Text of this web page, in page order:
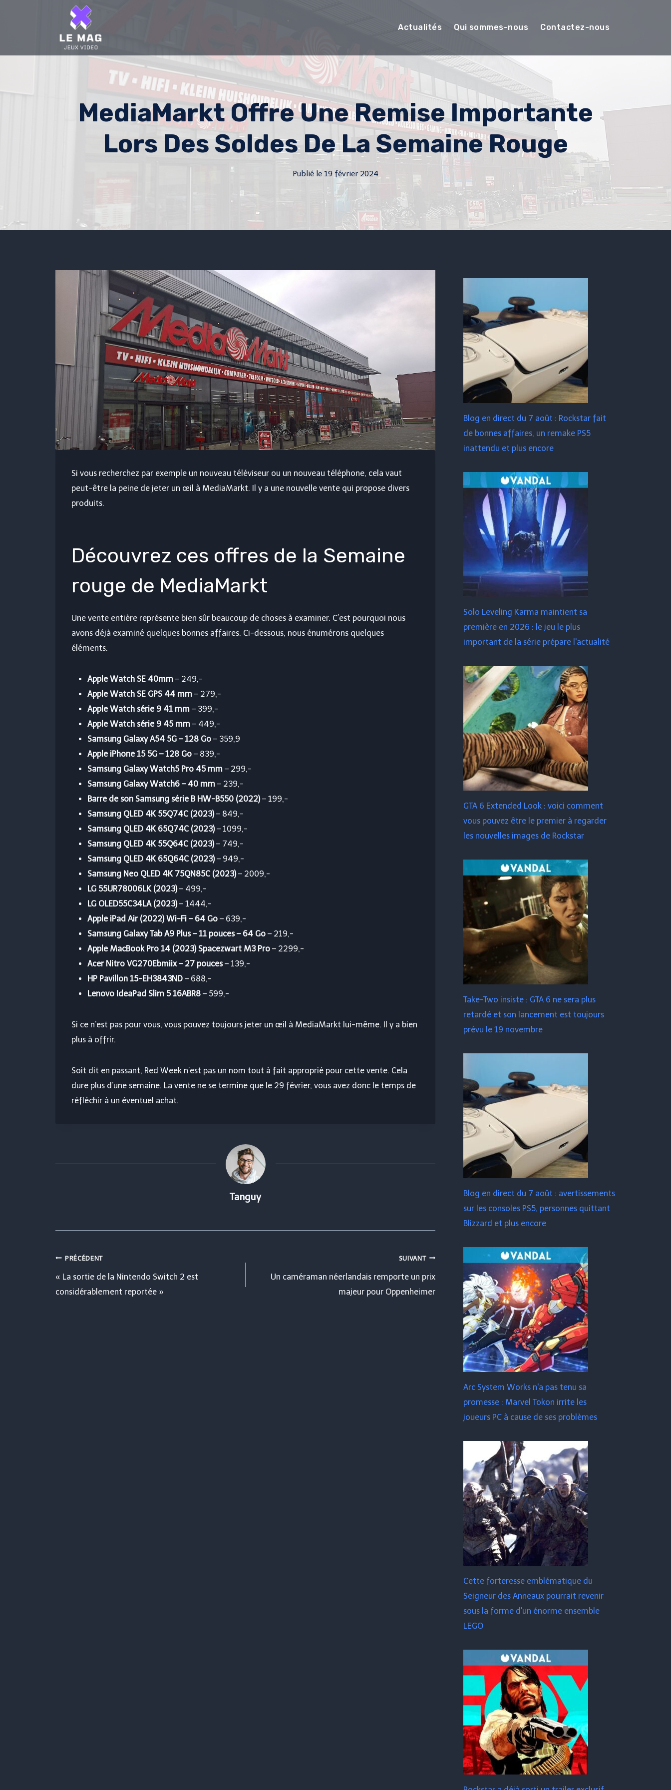
Actualités Qui sommes-nous Contactez-nous
MediaMarkt Offre Une Remise Importante
Lors Des Soldes De La Semaine Rouge
Publié le 19 février 2024
Si vous recherchez par exemple un nouveau téléviseur ou un nouveau téléphone, cela vaut
peut-être la peine de jeter un œil à MediaMarkt. Il y a une nouvelle vente qui propose divers
produits.
Découvrez ces offres de la Semaine
rouge de MediaMarkt
Une vente entière représente bien sûr beaucoup de choses à examiner. C’est pourquoi nous
avons déjà examiné quelques bonnes affaires. Ci-dessous, nous énumérons quelques
éléments.
Apple Watch SE 40mm – 249,-
Apple Watch SE GPS 44 mm – 279,-
Apple Watch série 9 41 mm – 399,-
Apple Watch série 9 45 mm – 449,-
Samsung Galaxy A54 5G – 128 Go – 359,9
Apple iPhone 15 5G – 128 Go – 839,-
Samsung Galaxy Watch5 Pro 45 mm – 299,-
Samsung Galaxy Watch6 – 40 mm – 239,-
Barre de son Samsung série B HW-B550 (2022)– 199,-
Samsung QLED 4K 55Q74C (2023)– 849,-
Samsung QLED 4K 65Q74C (2023)– 1099,-
Samsung QLED 4K 55Q64C (2023)– 749,-
Samsung QLED 4K 65Q64C (2023)– 949,-
Samsung Neo QLED 4K 75QN85C (2023)– 2009,-
LG 55UR78006LK (2023)– 499,-
LG OLED55C34LA (2023)– 1444,-
Apple iPad Air (2022) Wi-Fi – 64 Go – 639,-
Samsung Galaxy Tab A9 Plus – 11 pouces – 64 Go – 219,-
Apple MacBook Pro 14 (2023) Spacezwart M3 Pro – 2299,-
Acer Nitro VG270Ebmiix – 27 pouces– 139,-
HP Pavillon 15-EH3843ND – 688,-
Lenovo IdeaPad Slim 5 16ABR8 – 599,-
Si ce n’est pas pour vous, vous pouvez toujours jeter un œil à MediaMarkt lui-même. Il y a bien
plus à offrir.
Soit dit en passant, Red Week n’est pas un nom tout à fait approprié pour cette vente. Cela
dure plus d’une semaine. La vente ne se termine que le 29 février, vous avez donc le temps de
réfléchir à un éventuel achat.
Tanguy
Navigation
de
PRÉCÉDENT
« La sortie de la Nintendo Switch 2 est
considérablement reportée »
SUIVANT
Un caméraman néerlandais remporte un prix
majeur pour Oppenheimer
Blog en direct du 7 août : Rockstar fait
de bonnes affaires, un remake PS5
inattendu et plus encore
Solo Leveling Karma maintient sa
première en 2026 : le jeu le plus
important de la série prépare l'actualité
GTA 6 Extended Look : voici comment
vous pouvez être le premier à regarder
les nouvelles images de Rockstar
Take-Two insiste : GTA 6 ne sera plus
retardé et son lancement est toujours
prévu le 19 novembre
Blog en direct du 7 août : avertissements
sur les consoles PS5, personnes quittant
Blizzard et plus encore
Arc System Works n'a pas tenu sa
promesse : Marvel Tokon irrite les
joueurs PC à cause de ses problèmes
Cette forteresse emblématique du
Seigneur des Anneaux pourrait revenir
sous la forme d'un énorme ensemble
LEGO